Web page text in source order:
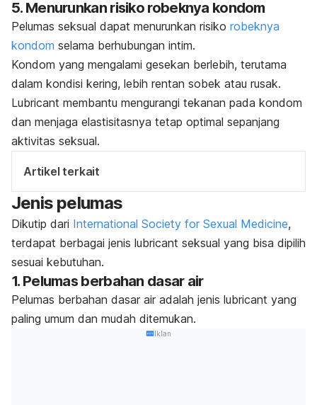
5. Menurunkan risiko robeknya kondom
Pelumas seksual dapat menurunkan risiko robeknya
kondom selama berhubungan intim.
Kondom yang mengalami gesekan berlebih, terutama
dalam kondisi kering, lebih rentan sobek atau rusak.
Lubricant membantu mengurangi tekanan pada kondom
dan menjaga elastisitasnya tetap optimal sepanjang
aktivitas seksual.
Artikel terkait
Jenis pelumas
Dikutip dari International Society for Sexual Medicine,
terdapat berbagai jenis lubricant seksual yang bisa dipilih
sesuai kebutuhan.
1. Pelumas berbahan dasar air
Pelumas berbahan dasar air adalah jenis lubricant yang
paling umum dan mudah ditemukan.
Iklan